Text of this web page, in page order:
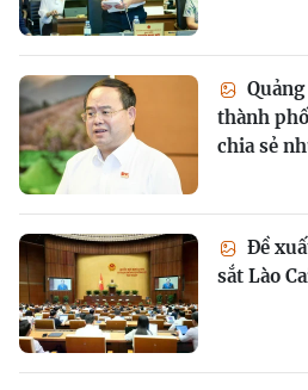
thành
chia sẻ
Đề
sắt Lào